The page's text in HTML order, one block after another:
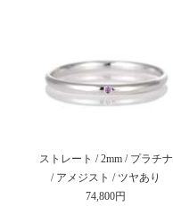
ストレート / 2mm / プラチナ
/ アメジスト / ツヤあり
74,800円